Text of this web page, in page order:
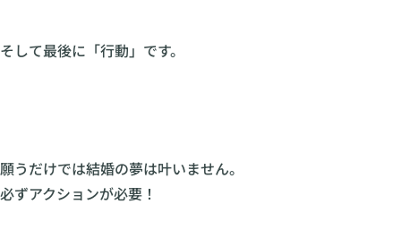
そして最後に「行動」です。
願うだけでは結婚の夢は叶いません。
必ずアクションが必要！